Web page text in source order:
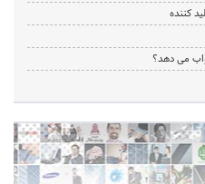
کننده
می دهد؟